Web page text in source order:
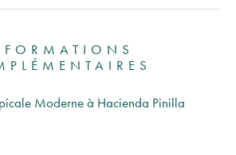
Moderne à Hacienda Pinilla